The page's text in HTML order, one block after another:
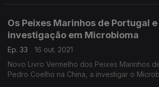
Os Peixes Marinhos de Portugal e
investigação em Microbioma
Ep. 33
16 out. 2021
Novo Livro Vermelho dos Peixes Marinhos
Pedro Coelho na China, a investigar o